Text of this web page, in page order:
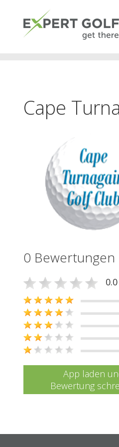
Cape
0 Bewertungen
0.0
App laden
Bewertung